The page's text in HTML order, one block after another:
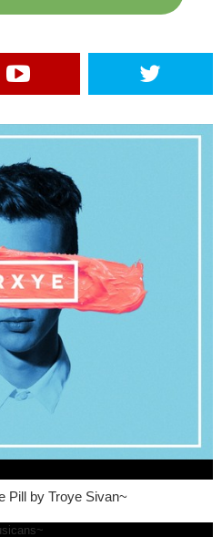
Pill by Troye Sivan~